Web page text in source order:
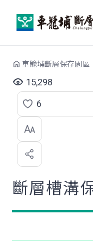
車籠埔斷層保存園區
15,298
點
選
喜
歡
6
斷層槽溝